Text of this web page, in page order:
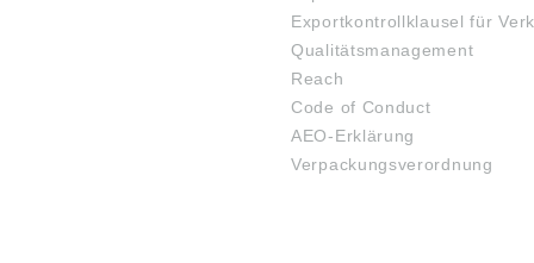
Exportkontrollklausel für
Qualitätsmanagement
Reach
Code of Conduct
AEO-Erklärung
Verpackungsverordnung